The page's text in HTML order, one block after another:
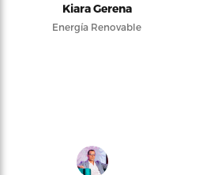
Kiara Gerena
Energía Renovable